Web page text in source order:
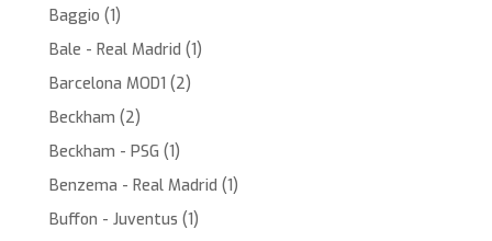
Baggio (1)
Bale - Real Madrid (1)
Barcelona MOD1 (2)
Beckham (2)
Beckham - PSG (1)
Benzema - Real Madrid (1)
Buffon - Juventus (1)